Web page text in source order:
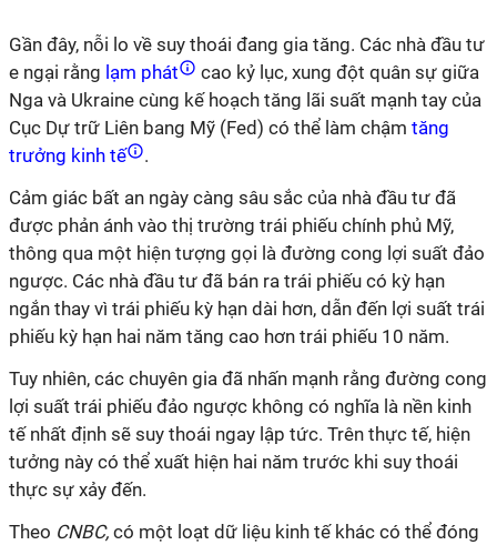
Gần đây, nỗi lo về suy thoái đang gia tăng. Các nhà đầu tư
e ngại rằng lạm phát
cao kỷ lục, xung đột quân sự giữa
Nga và Ukraine cùng kế hoạch tăng lãi suất mạnh tay của
Cục Dự trữ Liên bang Mỹ (Fed) có thể làm chậm tăng
trưởng kinh tế
.
Cảm giác bất an ngày càng sâu sắc của nhà đầu tư đã
được phản ánh vào thị trường trái phiếu chính phủ Mỹ,
thông qua một hiện tượng gọi là đường cong lợi suất đảo
ngược. Các nhà đầu tư đã bán ra trái phiếu có kỳ hạn
ngắn thay vì trái phiếu kỳ hạn dài hơn, dẫn đến lợi suất trái
phiếu kỳ hạn hai năm tăng cao hơn trái phiếu 10 năm.
Tuy nhiên, các chuyên gia đã nhấn mạnh rằng đường cong
lợi suất trái phiếu đảo ngược không có nghĩa là nền kinh
tế nhất định sẽ suy thoái ngay lập tức. Trên thực tế, hiện
tưởng này có thể xuất hiện hai năm trước khi suy thoái
thực sự xảy đến.
Theo CNBC, có một loạt dữ liệu kinh tế khác có thể đóng